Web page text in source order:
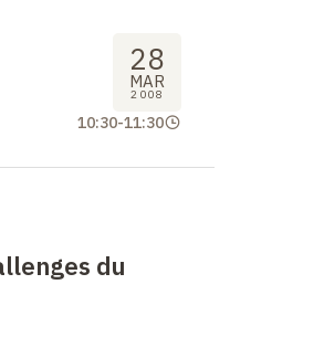
28
MAR
2008
10:30-11:30
du